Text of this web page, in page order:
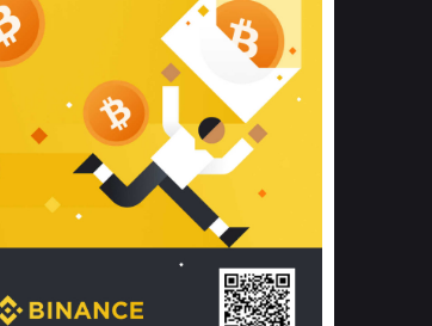
thời tiết nóng ẩm. Bạn có thể tìm hiểu
thêm các nghiên cứu khoa học về tác
động của giấc ngủ và môi trường
phòng ngủ đối với sức khỏe con
người tại Sleep Foundation (External
Link) để có cái nhìn toàn diện hơn.
2. Các tiêu chí vàng khi lựa chọn
chăn ga gối đệm cao cấp cho phòng
ngủ
Để sở hữu một bộ chăn ga gối đệm
cao cấp hoàn hảo cả về thẩm mỹ lẫn
công năng, người tiêu dùng cần cân
nhắc kỹ lưỡng các tiêu chí quan trọng